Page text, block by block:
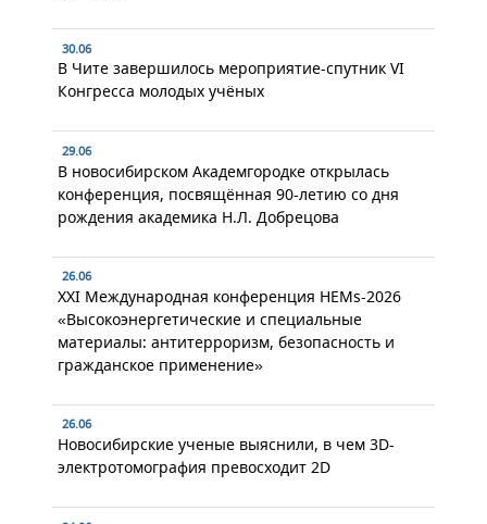
30.06
В Чите завершилось мероприятие-спутник VI
Конгресса молодых учёных
29.06
В новосибирском Академгородке открылась
конференция, посвящённая 90-летию со дня
рождения академика Н.Л. Добрецова
26.06
XXI Международная конференция HEMs-2026
«Высокоэнергетические и специальные
материалы: антитерроризм, безопасность и
гражданское применение»
26.06
Новосибирские ученые выяснили, в чем 3D-
электротомография превосходит 2D